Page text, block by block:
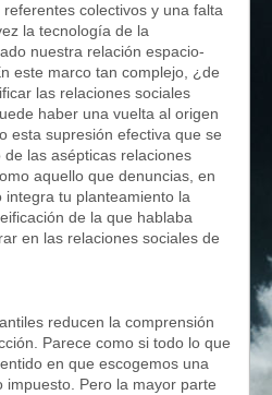
colectivos y una falta
la tecnología de la
nuestra relación espacio-
este marco tan complejo, ¿de
las relaciones sociales
haber una vuelta al origen
esta supresión efectiva que se
las asépticas relaciones
aquello que denuncias, en
integra tu planteamiento la
de la que hablaba
en las relaciones sociales de
reducen la comprensión
Parece como si todo lo que
en que escogemos una
impuesto. Pero la mayor parte